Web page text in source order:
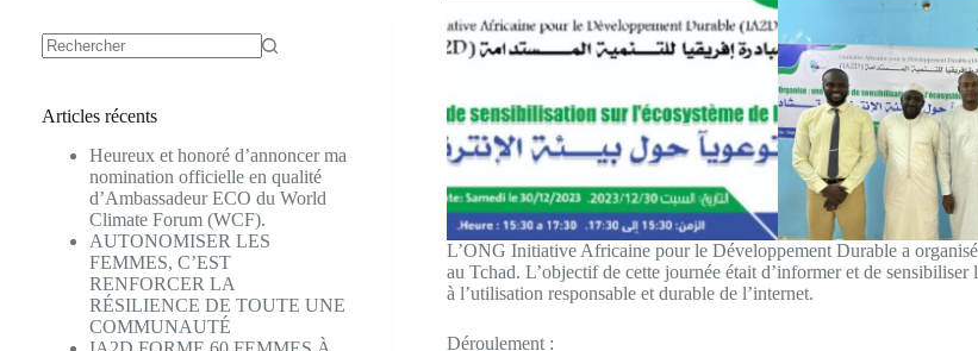
L’ONG Initiative Africaine pour le Développement Durable a
au Tchad. L’objectif de cette journée était d’informer et de
à l’utilisation responsable et durable de l’internet.
Déroulement :
Articles récents
Heureux et honoré d’annoncer ma
nomination officielle en qualité
d’Ambassadeur ECO du World
Climate Forum (WCF).
AUTONOMISER LES
FEMMES, C’EST
RENFORCER LA
RÉSILIENCE DE TOUTE UNE
COMMUNAUTÉ